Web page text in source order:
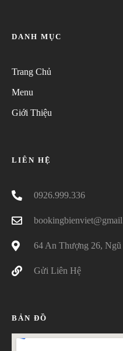
DANH MỤC
Trang Chủ
Menu
Giới Thiệu
LIÊN HỆ
0926.999.336
64 An Thượng 26,
Gửi Liên Hệ
BẢN ĐỒ